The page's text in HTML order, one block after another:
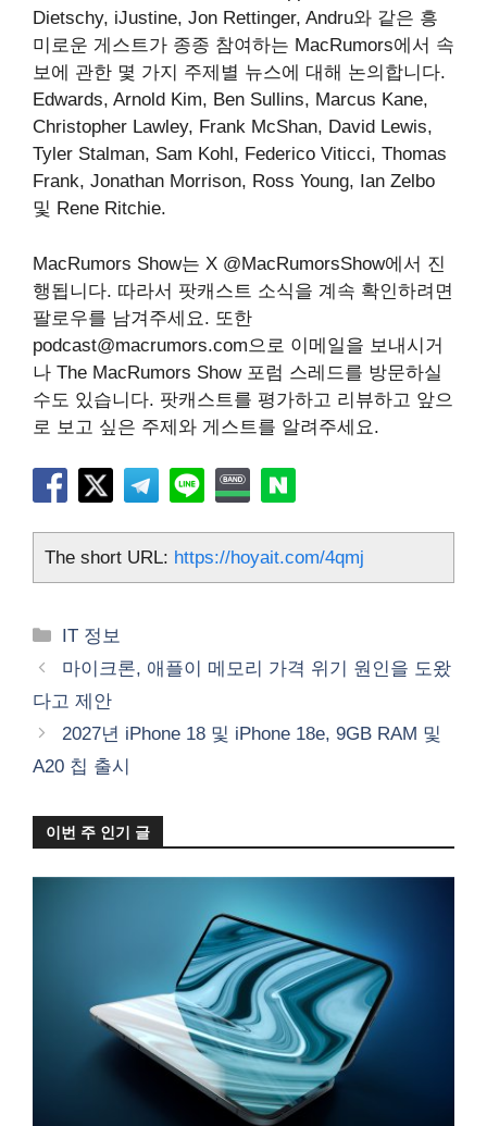
Dietschy, iJustine, Jon Rettinger, Andru와 같은 흥
미로운 게스트가 종종 참여하는 MacRumors에서 속
보에 관한 몇 가지 주제별 뉴스에 대해 논의합니다.
Edwards, Arnold Kim, Ben Sullins, Marcus Kane,
Christopher Lawley, Frank McShan, David Lewis,
Tyler Stalman, Sam Kohl, Federico Viticci, Thomas
Frank, Jonathan Morrison, Ross Young, Ian Zelbo
및 Rene Ritchie.
‌MacRumors Show‌는 X @MacRumorsShow에서 진
행됩니다. 따라서 팟캐스트 소식을 계속 확인하려면
팔로우를 남겨주세요. 또한
podcast@macrumors.com으로 이메일을 보내시거
나 The MacRumors Show 포럼 스레드를 방문하실
수도 있습니다. 팟캐스트를 평가하고 리뷰하고 앞으
로 보고 싶은 주제와 게스트를 알려주세요.
The short URL: https://hoyait.com/4qmj
카
테
리
IT 정보
마이크론, 애플이 메모리 가격 위기 원인을 도왔
다고 제안
2027년 iPhone 18 및 iPhone 18e, 9GB RAM 및
A20 칩 출시
이번 주 인기 글